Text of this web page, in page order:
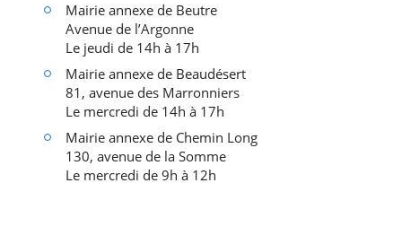
Mairie annexe de Beutre
Avenue de l’Argonne
Le jeudi de 14h à 17h
Mairie annexe de Beaudésert
81, avenue des Marronniers
Le mercredi de 14h à 17h
Mairie annexe de Chemin Long
130, avenue de la Somme
Le mercredi de 9h à 12h